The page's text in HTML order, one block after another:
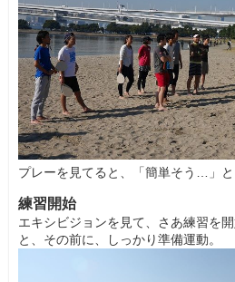
プレーを見てると、「簡単そう…」
練習開始
エキシビジョンを見て、さあ練習を開
と、その前に、しっかり準備運動。